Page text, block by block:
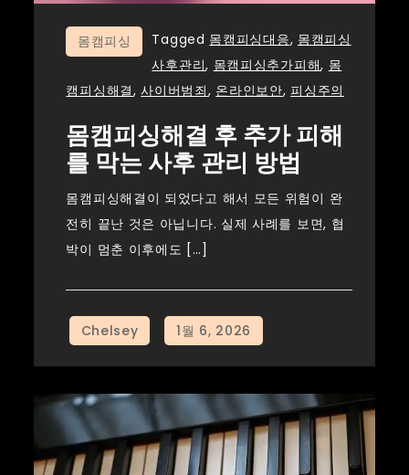
몸캠피싱 Tagged 몸캠피싱대응, 몸캠피싱
사후관리, 몸캠피싱추가피해, 몸
캠피싱해결,사이버범죄, 온라인보안,피싱주의
몸캠피싱해결 후 추가 피해
를 막는 사후 관리 방법
몸캠피싱해결이 되었다고 해서 모든 위험이 완
전히 끝난 것은 아닙니다. 실제 사례를 보면, 협
박이 멈춘 이후에도 […]